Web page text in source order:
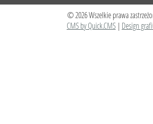
© 2026 Wszelkie prawa
CMS by Quick.CMS | Design